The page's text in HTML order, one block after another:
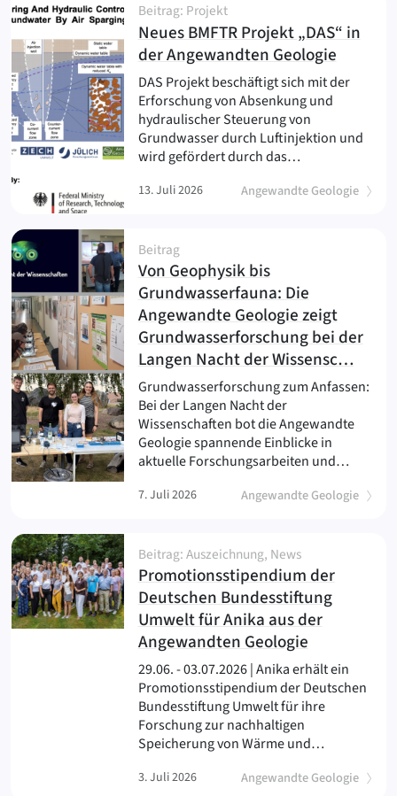
Neues BMFTR Projekt „DAS“ in
der Angewandten Geologie(
Beitrag: Projekt
Angewandte Geologie
)
DAS Projekt beschäftigt sich mit der
Erforschung von Absenkung und
hydraulischer Steuerung von
Grundwasser durch Luftinjektion und
wird gefördert durch das…
13. Juli 2026
Von Geophysik bis
Grundwasserfauna: Die
Angewandte Geologie zeigt
Grundwasserforschung bei der
Langen Nacht der Wissensc…(
Beitrag
Angewandte Geologie
)
Grundwasserforschung zum Anfassen:
Bei der Langen Nacht der
Wissenschaften bot die Angewandte
Geologie spannende Einblicke in
aktuelle Forschungsarbeiten und…
7. Juli 2026
Promotionsstipendium der
Deutschen Bundesstiftung
Umwelt für Anika aus der
Angewandten Geologie(
Beitrag: Auszeichnung, News
Angewandte Geologie
)
29.06. - 03.07.2026 | Anika erhält ein
Promotionsstipendium der Deutschen
Bundesstiftung Umwelt für ihre
Forschung zur nachhaltigen
Speicherung von Wärme und…
3. Juli 2026